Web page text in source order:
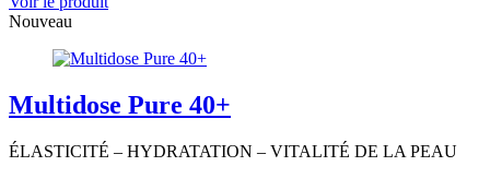
Nouveau
Multidose Pure 40+
ÉLASTICITÉ – HYDRATATION – VITALITÉ DE LA PEAU